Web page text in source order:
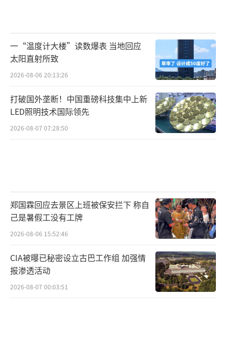
一“温度计大楼”读数爆表 当地回应
太阳直射所致
2026-08-06 20:13:26
打破国外垄断！中国重磅科技集中上新
LED照明技术国际领先
2026-08-07 07:28:50
郑国霖回应去景区上班被保安拦下 称自
己是暑假工没有工牌
2026-08-06 15:52:46
CIA被曝已秘密设立古巴工作组 加强情
报渗透活动
2026-08-07 00:03:51